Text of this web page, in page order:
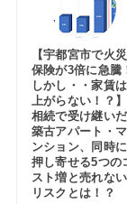
【宇都宮市で火災
保険が3倍に急騰
しかし・・家賃は
上がらない！？】
相続で受け継いだ
築古アパート・マ
ンション、同時に
押し寄せる5つの
スト増と売れない
リスクとは！？